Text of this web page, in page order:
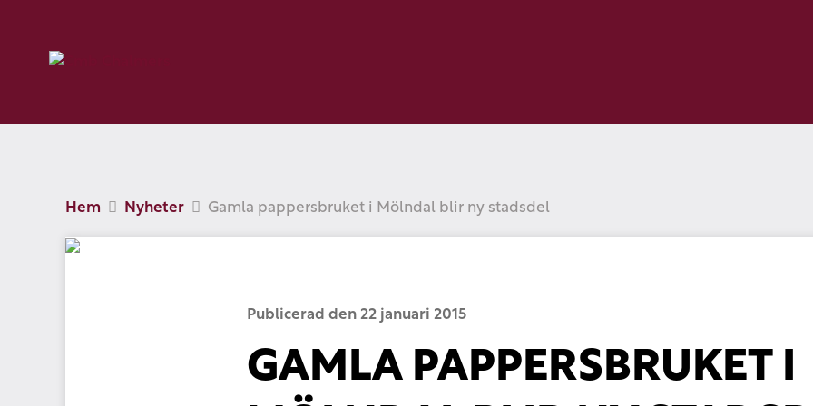
Hem Nyheter Gamla pappersbruket i Mölndal blir ny stadsdel
Publicerad den 22 januari 2015
GAMLA PAPPERSBRUKET I